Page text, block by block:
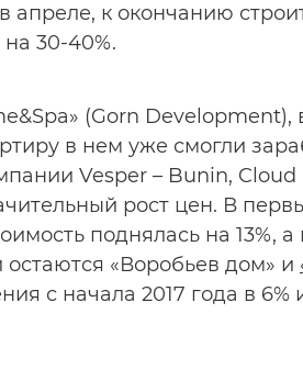
к окончанию
30-40%.
(Gorn
в нем уже смогли
Vesper – Bunin, Cloud
рост цен. В
поднялась на 13%, а
«Воробьев дом» и
с начала 2017 года в 6%